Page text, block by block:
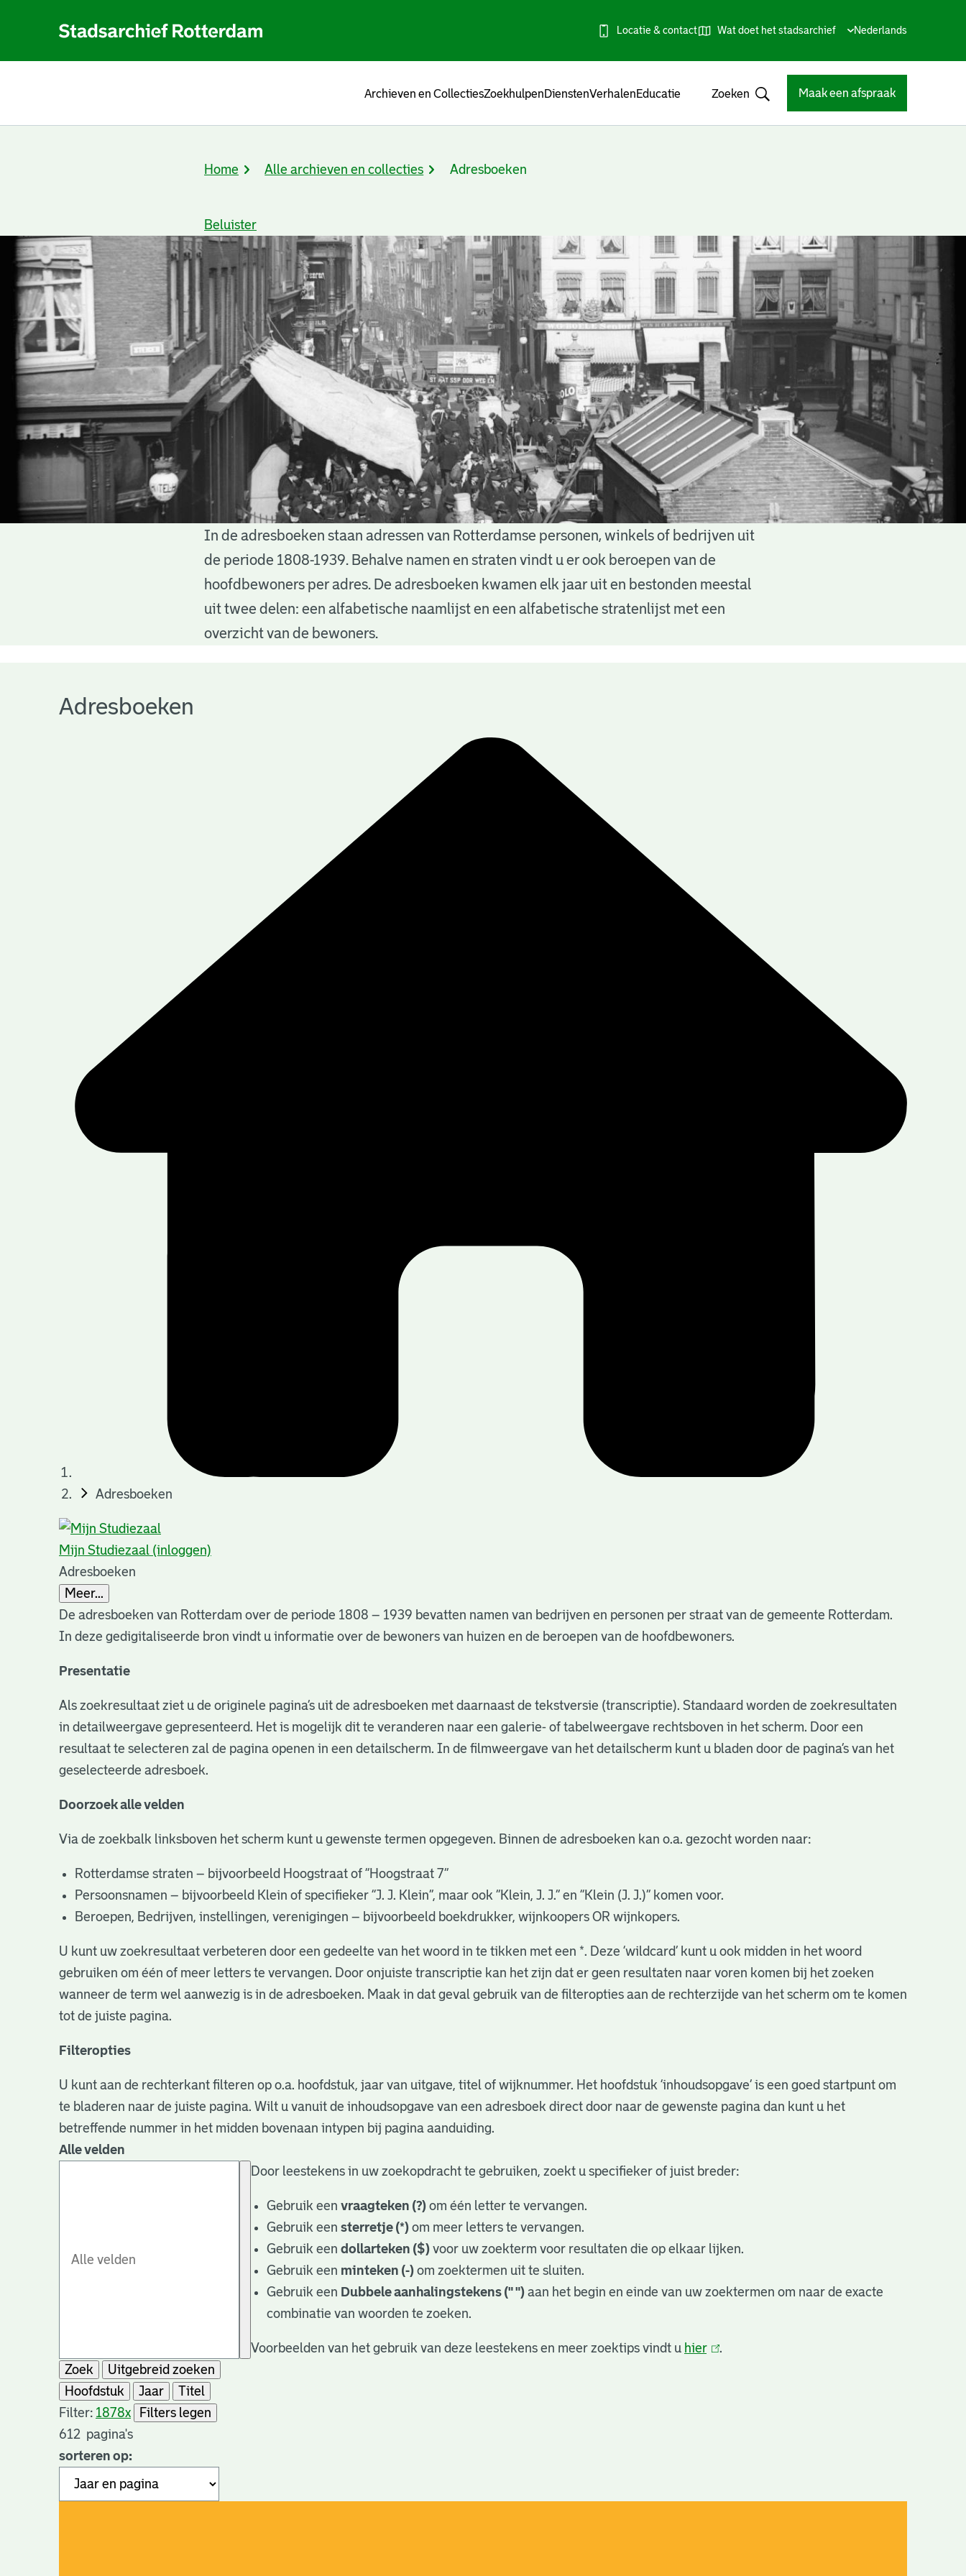
Locatie & contact Wat doet het stadsarchief
Huidige
Nederlands
Archieven en CollectiesZoekhulpenDienstenVerhalenEducatie Zoeken Maak een afspraak
Kruimelpad
Home Alle archieven en collecties Adresboeken
Beluister
AdresboekenIn de adresboeken staan adressen van Rotterdamse personen, winkels of bedrijven uit
de periode 1808-1939. Behalve namen en straten vindt u er ook beroepen van de
hoofdbewoners per adres. De adresboeken kwamen elk jaar uit en bestonden meestal
uit twee delen: een alfabetische naamlijst en een alfabetische stratenlijst met een
overzicht van de bewoners.
Adresboeken
Adresboeken
Mijn Studiezaal (inloggen)
Adresboeken
Meer...
De adresboeken van Rotterdam over de periode 1808 – 1939 bevatten namen van bedrijven en personen per straat van de gemeente Rotterdam.
In deze gedigitaliseerde bron vindt u informatie over de bewoners van huizen en de beroepen van de hoofdbewoners.
Presentatie
Als zoekresultaat ziet u de originele pagina’s uit de adresboeken met daarnaast de tekstversie (transcriptie). Standaard worden de zoekresultaten
in detailweergave gepresenteerd. Het is mogelijk dit te veranderen naar een galerie- of tabelweergave rechtsboven in het scherm. Door een
resultaat te selecteren zal de pagina openen in een detailscherm. In de filmweergave van het detailscherm kunt u bladen door de pagina’s van het
geselecteerde adresboek.
Doorzoek alle velden
Via de zoekbalk linksboven het scherm kunt u gewenste termen opgegeven. Binnen de adresboeken kan o.a. gezocht worden naar:
Rotterdamse straten – bijvoorbeeld Hoogstraat of “Hoogstraat 7”
Persoonsnamen – bijvoorbeeld Klein of specifieker “J. J. Klein”, maar ook ”Klein, J. J.” en “Klein (J. J.)” komen voor.
Beroepen, Bedrijven, instellingen, verenigingen – bijvoorbeeld boekdrukker, wijnkoopers OR wijnkopers.
U kunt uw zoekresultaat verbeteren door een gedeelte van het woord in te tikken met een *. Deze ‘wildcard’ kunt u ook midden in het woord
gebruiken om één of meer letters te vervangen. Door onjuiste transcriptie kan het zijn dat er geen resultaten naar voren komen bij het zoeken
wanneer de term wel aanwezig is in de adresboeken. Maak in dat geval gebruik van de filteropties aan de rechterzijde van het scherm om te komen
tot de juiste pagina.
Filteropties
U kunt aan de rechterkant filteren op o.a. hoofdstuk, jaar van uitgave, titel of wijknummer. Het hoofdstuk ‘inhoudsopgave’ is een goed startpunt om
te bladeren naar de juiste pagina. Wilt u vanuit de inhoudsopgave van een adresboek direct door naar de gewenste pagina dan kunt u het
betreffende nummer in het midden bovenaan intypen bij pagina aanduiding.
Alle velden
Door leestekens in uw zoekopdracht te gebruiken, zoekt u specifieker of juist breder:
Gebruik eenvraagteken (?) om één letter te vervangen.
Gebruik eensterretje (*) om meer letters te vervangen.
Gebruik eendollarteken ($) voor uw zoekterm voor resultaten die op elkaar lijken.
Gebruik een minteken (-) om zoektermen uit te sluiten.
Gebruik een Dubbele aanhalingstekens (" ") aan het begin en einde van uw zoektermen om naar de exacte
combinatie van woorden te zoeken.
Voorbeelden van het gebruik van deze leestekens en meer zoektips vindt u hier(link
.
Zoek
Uitgebreid zoeken
Hoofdstuk
Jaar
Titel
Filter: 1878x
Filters legen
612 pagina's
sorteren op: